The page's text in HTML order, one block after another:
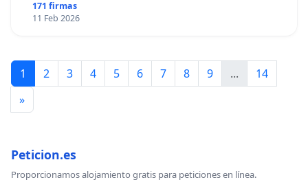
171 firmas
11 Feb 2026
1 2 3 4 5 6 7 8 9 ...
14
»
Peticion.es
Proporcionamos alojamiento gratis para peticiones en línea.